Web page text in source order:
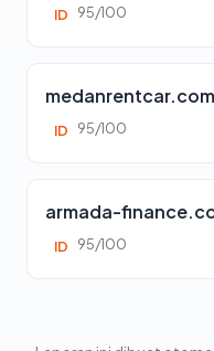
ID 95/100
medanrentcar.com
ID 95/100
armada-
ID 95/100